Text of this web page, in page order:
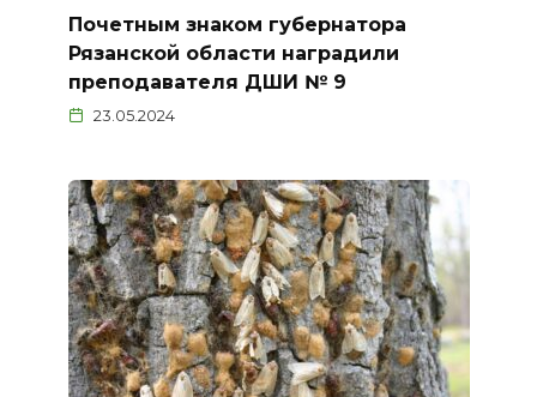
Почетным знаком губернатора
Рязанской области наградили
преподавателя ДШИ № 9
23.05.2024